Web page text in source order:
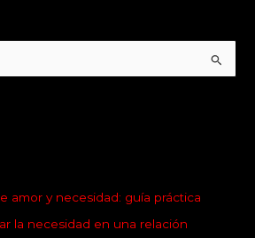
amor y necesidad: guía práctica
la necesidad en una relación